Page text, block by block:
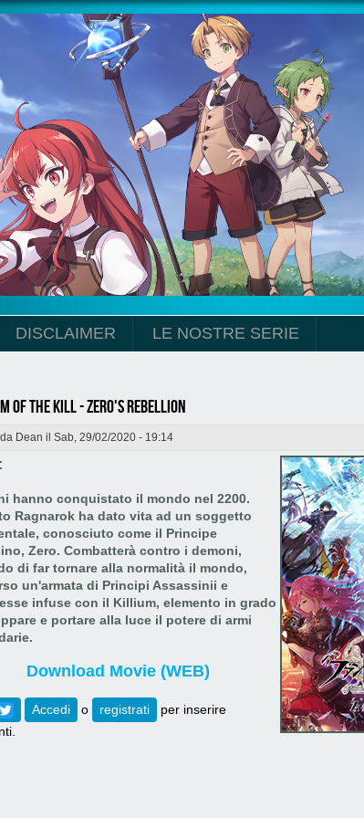
DISCLAIMER LE NOSTRE SERIE
of the Kill - Zero's Rebellion
Dean il Sab, 29/02/2020 - 19:14
hanno conquistato il mondo nel 2200.
Ragnarok ha dato vita ad un soggetto
conosciuto come il Principe
Zero. Combatterà contro i demoni,
di far tornare alla normalità il mondo,
un'armata di Principi Assassinii e
infuse con il Killium, elemento in grado
e portare alla luce il potere di armi
Download Movie (WEB)
Twitter
Accedi o registrati
per inserire